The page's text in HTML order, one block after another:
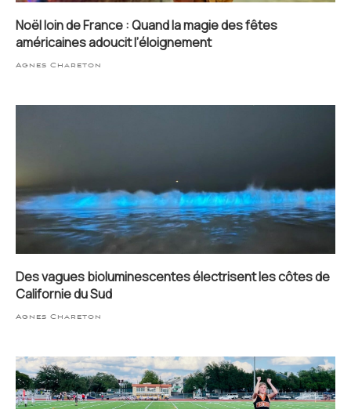
Noël loin de France : Quand la magie des fêtes
américaines adoucit l’éloignement
Agnes Chareton
Des vagues bioluminescentes électrisent les côtes de
Californie du Sud
Agnes Chareton